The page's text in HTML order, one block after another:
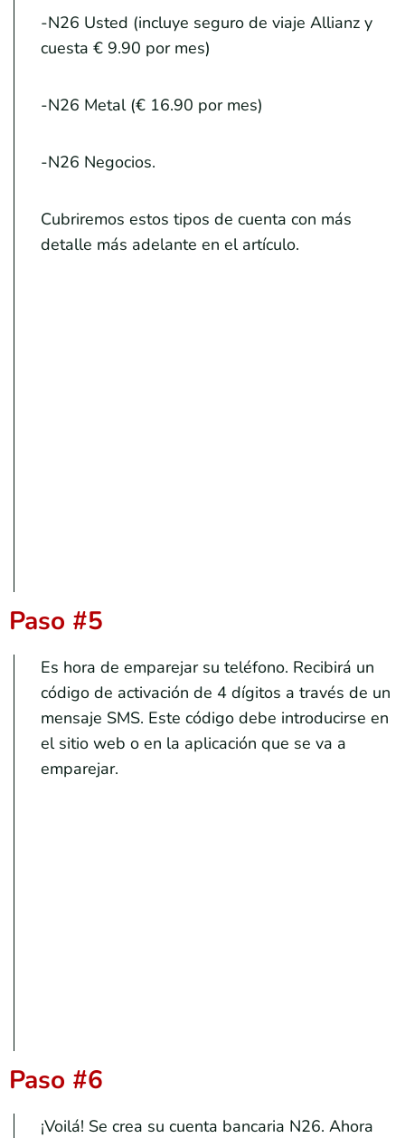
-N26 Usted (incluye seguro de viaje Allianz y
cuesta € 9.90 por mes)
-N26 Metal (€ 16.90 por mes)
-N26 Negocios.
Cubriremos estos tipos de cuenta con más
detalle más adelante en el artículo.
Paso #5
Es hora de emparejar su teléfono. Recibirá un
código de activación de 4 dígitos a través de un
mensaje SMS. Este código debe introducirse en
el sitio web o en la aplicación que se va a
emparejar.
Paso #6
¡Voilá! Se crea su cuenta bancaria N26. Ahora